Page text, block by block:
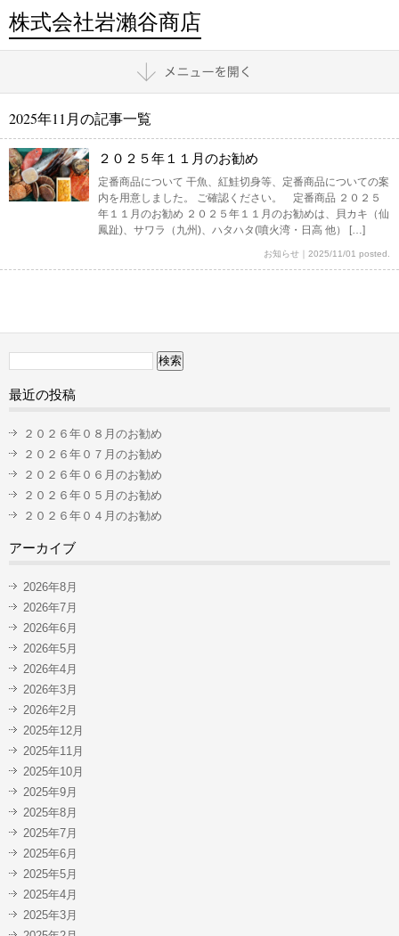
株式会社岩瀨谷商店
2025年11月の記事一覧
２０２５年１１月のお勧め
定番商品について 干魚、紅鮭切身等、定番商品についての案
内を用意しました。 ご確認ください。 定番商品 ２０２５
年１１月のお勧め ２０２５年１１月のお勧めは、貝カキ（仙
鳳趾)、サワラ（九州)、ハタハタ(噴火湾・日高 他） […]
お知らせ 2025/11/01 posted.
最近の投稿
２０２６年０８月のお勧め
２０２６年０７月のお勧め
２０２６年０６月のお勧め
２０２６年０５月のお勧め
２０２６年０４月のお勧め
アーカイブ
2026年8月
2026年7月
2026年6月
2026年5月
2026年4月
2026年3月
2026年2月
2025年12月
2025年11月
2025年10月
2025年9月
2025年8月
2025年7月
2025年6月
2025年5月
2025年4月
2025年3月